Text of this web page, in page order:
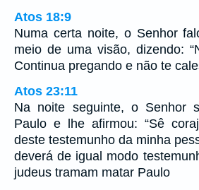
Atos 18:9
Numa certa noite, o Senhor
meio de uma visão, dizendo:
Continua pregando e não te
Atos 23:11
Na noite seguinte, o Senhor
Paulo e lhe afirmou: “Sê
deste testemunho da minha
deverá de igual modo
judeus tramam matar Paulo